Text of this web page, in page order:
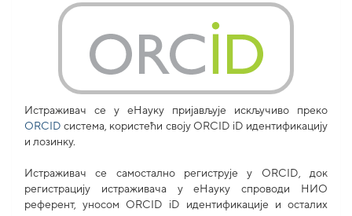
Истраживач се у еНауку пријављује искључиво преко
ORCID система, користећи своjу ORCID iD идентификацију
и лозинку.
Истраживач се самостално региструје у ORCID, док
регистрацију истраживача у еНауку спроводи НИО
референт, уносом ORCID iD идентификације и осталих